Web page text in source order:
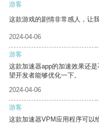
游客
这款游戏的剧情非常感人，让
2024-04-06
游客
这款加速器app的加速效果还
望开发者能够优化一下。
2024-04-06
游客
这款加速器VPM应用程序可以